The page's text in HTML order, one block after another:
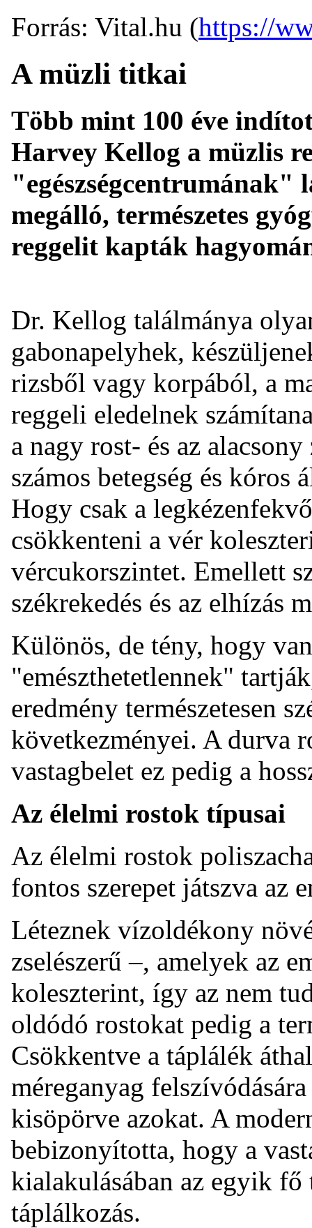
Forrás: Vital.hu (https://
A müzli titkai
Több mint 100 éve
Harvey Kellog a müzlis
"egészségcentrumának"
megálló, természetes
reggelit kapták
Dr. Kellog találmánya
gabonapelyhek,
rizsből vagy korpából, a
reggeli eledelnek
a nagy rost- és az
számos betegség és kóros
Hogy csak a
csökkenteni a vér
vércukorszintet. Emellett
székrekedés és az elhízás
Különös, de tény, hogy
"emészthetetlennek"
eredmény természetesen
következményei. A durva
vastagbelet ez pedig a
Az élelmi rostok típusai
Az élelmi rostok
fontos szerepet játszva az
Léteznek vízoldékony
zselészerű –, amelyek az
koleszterint, így az nem
oldódó rostokat pedig a
Csökkentve a táplálék
méreganyag
kisöpörve azokat. A
bebizonyította, hogy a
kialakulásában az egyik fő
táplálkozás.